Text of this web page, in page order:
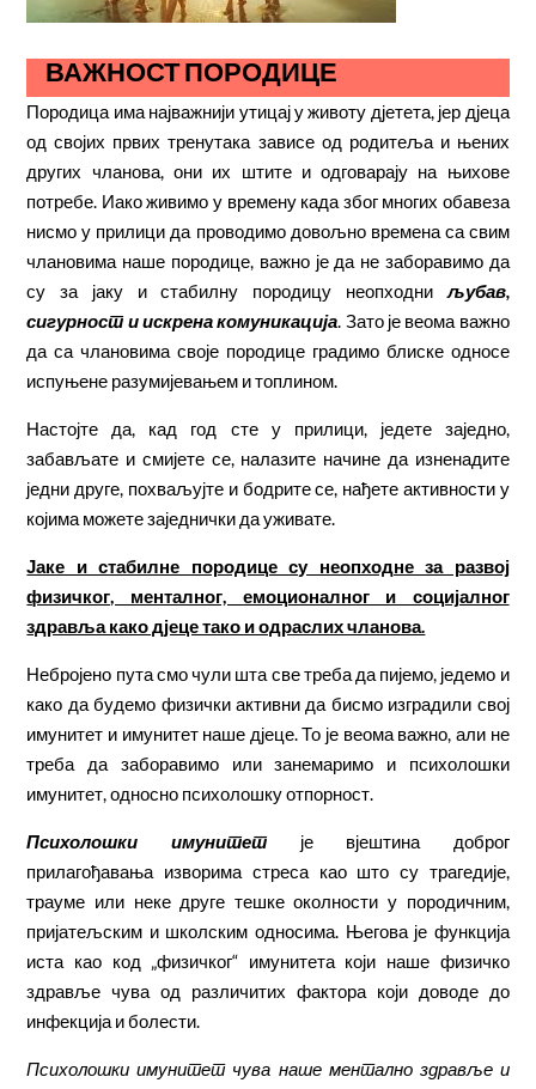
ВАЖНОСТ ПОРОДИЦЕ
Породица има најважнији утицај у животу дјетета, јер дјеца
од својих првих тренутака зависе од родитеља и њених
других чланова, они их штите и одговарају на њихове
потребе. Иако живимо у времену када због многих обавеза
нисмо у прилици да проводимо довољно времена са свим
члановима наше породице, важно је да не заборавимо да
су за јаку и стабилну породицу неопходниљубав,
сигурност и искрена комуникација. Зато је веома важно
да са члановима своје породице градимо блиске односе
испуњене разумијевањем и топлином.
Настојте да, кад год сте у прилици, једете заједно,
забављате и смијете се, налазите начине да изненадите
једни друге, похваљујте и бодрите се, нађете активности у
којима можете заједнички да уживате.
Јаке и стабилне породице су неопходне за развој
физичког, менталног, емоционалног и социјалног
здравља како дјеце тако и одраслих чланова.
Небројено пута смо чули шта све треба да пијемо, једемо и
како да будемо физички активни да бисмо изградили свој
имунитет и имунитет наше дјеце. То је веома важно, али не
треба да заборавимо или занемаримо и психолошки
имунитет, односно психолошку отпорност.
Психолошки имунитетје вјештина доброг
прилагођавања изворима стреса као што су трагедије,
трауме или неке друге тешке околности у породичним,
пријатељским и школским односима. Његова је функција
иста као код „физичког“ имунитета који наше физичко
здравље чува од различитих фактора који доводе до
инфекција и болести.
Психолошки имунитет чува наше ментално здравље и